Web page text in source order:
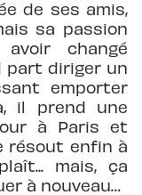
de ses amis,
sa passion
changé
part diriger un
emporter
il prend une
à Paris et
résout enfin à
mais, ça
à nouveau…